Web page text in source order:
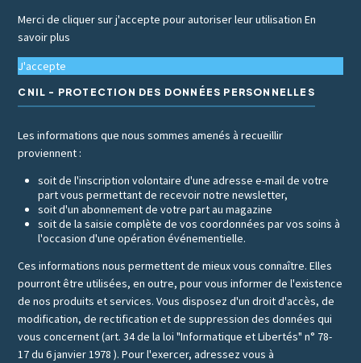
Merci de cliquer sur j'accepte pour autoriser leur utilisationEn
savoir plus
J'accepte
CNIL - PROTECTION DES DONNÉES PERSONNELLES
Les informations que nous sommes amenés à recueillir
proviennent :
soit de l'inscription volontaire d'une adresse e-mail de votre
part vous permettant de recevoir notre newsletter,
soit d'un abonnement de votre part au magazine
soit de la saisie complète de vos coordonnées par vos soins à
l'occasion d'une opération événementielle.
Ces informations nous permettent de mieux vous connaître. Elles
pourront être utilisées, en outre, pour vous informer de l'existence
de nos produits et services. Vous disposez d'un droit d'accès, de
modification, de rectification et de suppression des données qui
vous concernent (art. 34 de la loi "Informatique et Libertés" n° 78-
17 du 6 janvier 1978 ). Pour l'exercer, adressez vous à